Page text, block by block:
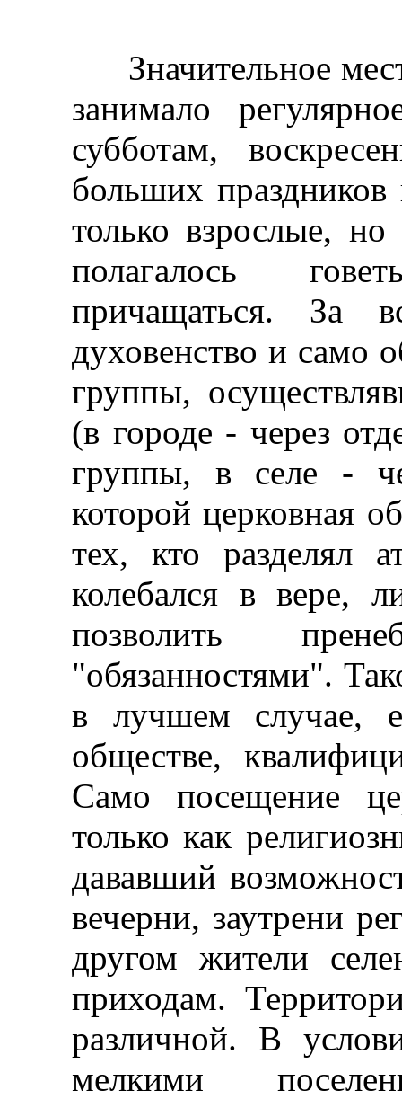
Значительное
занимало
субботам,
больших праздников
только взрослые,
полагалось
причащаться. За
духовенство и само
группы,
(в городе - через
группы, в селе -
которой церковная
тех, кто разделял
колебался в вере,
позволить
"обязанностями".
в лучшем случае,
обществе,
Само посещение
только как
дававший
вечерни, заутрени
другом жители
приходам.
различной. В
мелкими